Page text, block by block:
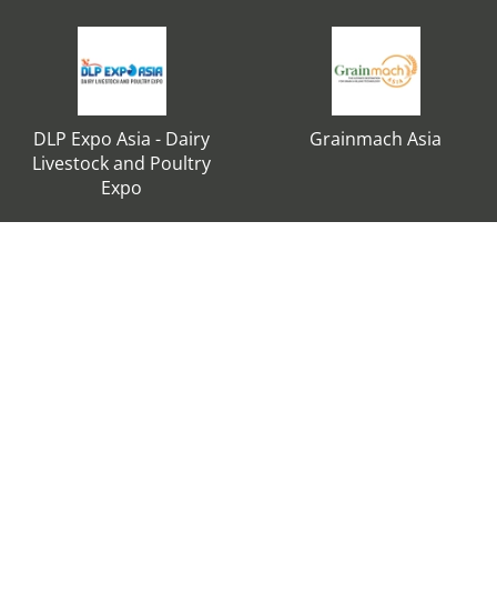
DLP Expo Asia - Dairy
Livestock and Poultry
Expo
Grainmach Asia